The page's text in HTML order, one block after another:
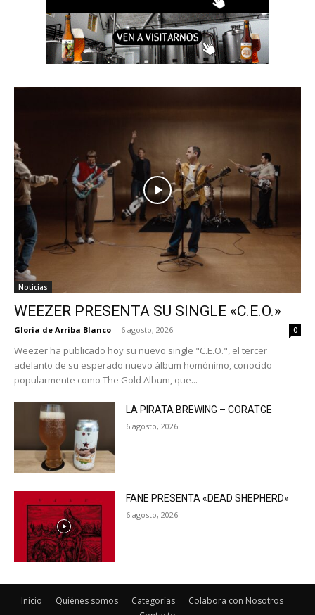
Noticias
WEEZER PRESENTA SU SINGLE «C.E.O.»
Gloria de Arriba Blanco - 6 agosto, 2026 0
Weezer ha publicado hoy su nuevo single "C.E.O.", el tercer
adelanto de su esperado nuevo álbum homónimo, conocido
popularmente como The Gold Album, que...
LA PIRATA BREWING – CORATGE
6 agosto, 2026
FANE PRESENTA «DEAD SHEPHERD»
6 agosto, 2026
Inicio Quiénes somos Categorías
Colabora con Nosotros